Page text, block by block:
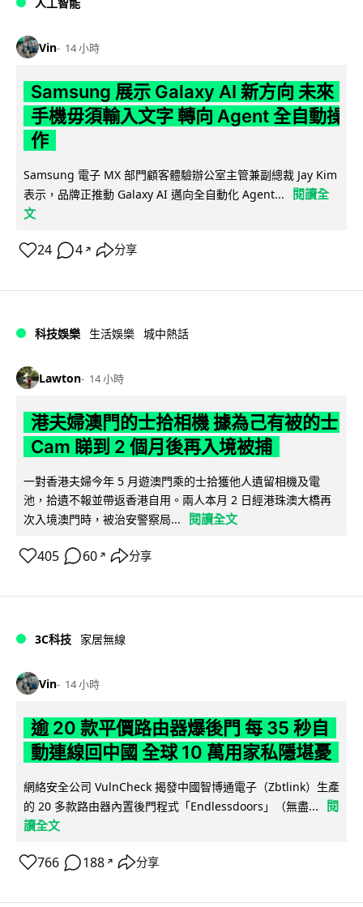
Vin 14 小時
Samsung 展示 Galaxy AI 新方向 未來
手機毋須輸入文字 轉向 Agent 全自動操
作
Samsung 電子 MX 部門顧客體驗辦公室主管兼副總裁 Jay Kim
表示，品牌正推動 Galaxy AI 邁向全自動化 Agent...
閱讀全
文
24 4 ↗ 分享
科技娛樂 生活娛樂 城中熱話
Lawton 14 小時
港夫婦澳門的士拾相機 據為己有被的士
Cam 睇到 2 個月後再入境被捕
一對香港夫婦今年 5 月遊澳門乘的士拾獲他人遺留相機及電
池，拾遺不報並帶返香港自用。兩人本月 2 日經港珠澳大橋再
次入境澳門時，被治安警察局...
閱讀全文
405 60 ↗ 分享
3C科技 家居無線
Vin 14 小時
逾 20 款平價路由器爆後門 每 35 秒自
動連線回中國 全球 10 萬用家私隱堪憂
網絡安全公司 VulnCheck 揭發中國智博通電子（Zbtlink）生產
的 20 多款路由器內置後門程式「Endlessdoors」（無盡...
閱
讀全文
766 188 ↗ 分享